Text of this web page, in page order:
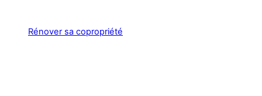
Rénover sa copropriété